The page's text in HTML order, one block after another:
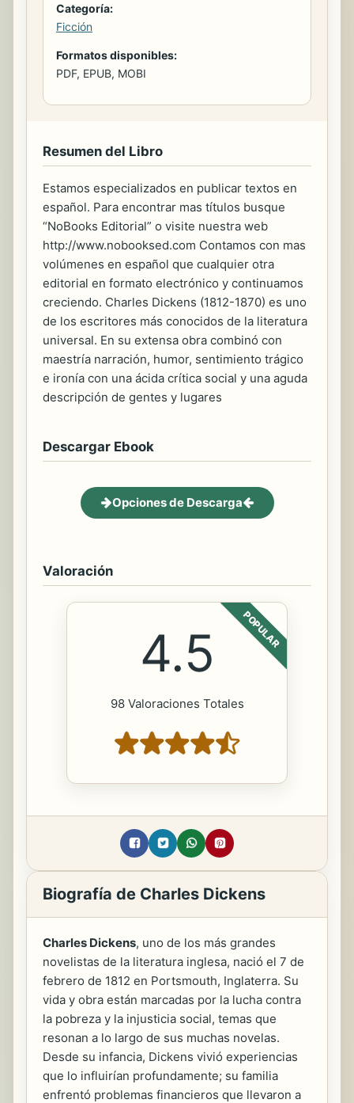
Categoría:
Ficción
Formatos disponibles:
PDF, EPUB, MOBI
Resumen del Libro
Estamos especializados en publicar textos en
español. Para encontrar mas títulos busque
“NoBooks Editorial” o visite nuestra web
http://www.nobooksed.com Contamos con mas
volúmenes en español que cualquier otra
editorial en formato electrónico y continuamos
creciendo. Charles Dickens (1812-1870) es uno
de los escritores más conocidos de la literatura
universal. En su extensa obra combinó con
maestría narración, humor, sentimiento trágico
e ironía con una ácida crítica social y una aguda
descripción de gentes y lugares
Descargar Ebook
Opciones de Descarga
Valoración
POPULAR
4.5
98 Valoraciones Totales
Biografía de Charles Dickens
Charles Dickens, uno de los más grandes
novelistas de la literatura inglesa, nació el 7 de
febrero de 1812 en Portsmouth, Inglaterra. Su
vida y obra están marcadas por la lucha contra
la pobreza y la injusticia social, temas que
resonan a lo largo de sus muchas novelas.
Desde su infancia, Dickens vivió experiencias
que lo influirían profundamente; su familia
enfrentó problemas financieros que llevaron a